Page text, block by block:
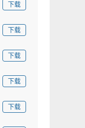
下载
下载
下载
下载
下载